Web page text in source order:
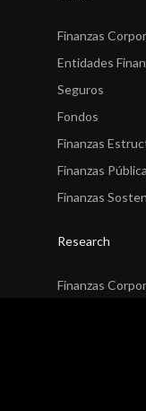
Finanzas
Entidades
Seguros
Fondos
Finanzas
Finanzas
Finanzas
Research
Finanzas